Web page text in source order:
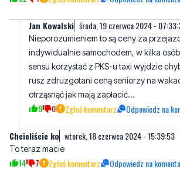
Jan Kowalski środa, 19 czerwca 2024 -
Nieporozumieniem to są ceny za
indywidualnie samochodem, w kilka
sensu korzystać z PKS-u taxi wyjdzie
rusz zdruzgotani ceną seniorzy na
otrząsnąć jak mają zapłacić...
9 0 Zgłoś komentarz Odpowiedz na
Chcieliście ko wtorek, 18 czerwca 2024 - 15:39:53
To teraz macie
14 7 Zgłoś komentarz Odpowiedz na